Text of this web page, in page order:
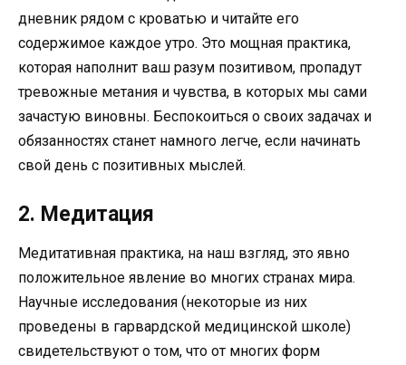
дневник рядом с кроватью и читайте его
содержимое каждое утро. Это мощная практика,
которая наполнит ваш разум позитивом, пропадут
тревожные метания и чувства, в которых мы сами
зачастую виновны. Беспокоиться о своих задачах и
обязанностях станет намного легче, если начинать
свой день с позитивных мыслей.
2. Медитация
Медитативная практика, на наш взгляд, это явно
положительное явление во многих странах мира.
Научные исследования (некоторые из них
проведены в гарвардской медицинской школе)
свидетельствуют о том, что от многих форм